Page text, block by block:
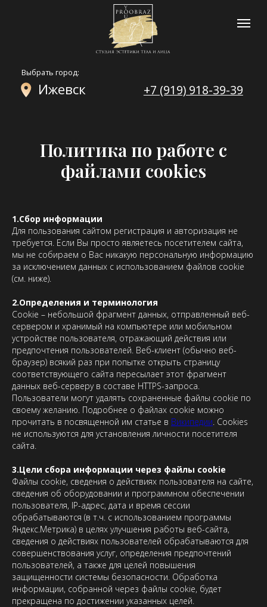
Политика по работе с
файлами cookies
1.Сбор информации
Для пользования сайтом регистрация и авторизация не
требуется. Если Вы просто являетесь посетителем сайта,
мы не собираем о Вас никакую персональную информацию
за исключением данных с использованием файлов cookie
(см. ниже).
2.Определения и терминология
Cookie – небольшой фрагмент данных, отправленный веб-
сервером и хранимый на компьютере или мобильном
устройстве пользователя, отражающий действия или
предпочтения пользователей. Веб-клиент (обычно веб-
браузер) всякий раз при попытке открыть страницу
соответствующего сайта пересылает этот фрагмент
данных веб-серверу в составе HTTPS-запроса.
Пользователи могут удалять сохраненные файлы cookie по
своему желанию. Подробнее о файлах cookie можно
прочитать в посвященной им статье в Википедии. Cookies
не используются для установления личности посетителя
сайта.
3.Цели сбора информации через файлы cookie
Файлы cookie, сведения о действиях пользователя на сайте,
сведения об оборудовании и программном обеспечении
пользователя, IP-адрес, дата и время сессии
обрабатываются (в т.ч. с использованием программы
Яндекс.Метрика) в целях улучшения работы веб-сайта,
сведения о действиях пользователей обрабатываются для
совершенствования услуг, определения предпочтений
пользователей, а также для целей повышения
защищенности системы безопасности. Обработка
информации, собранной через файлы cookie, будет
прекращена по достижении указанных целей.